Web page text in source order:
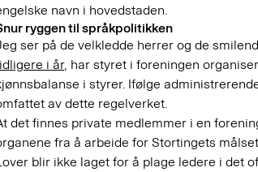
navn i hovedstaden.
ryggen til språkpolitikken
ser på de velkledde herrer og de
i år, har styret i foreningen
i styrer. Ifølge
av dette regelverket.
det finnes private medlemmer i en
fra å arbeide for Stortingets
blir ikke laget for å plage ledere i det